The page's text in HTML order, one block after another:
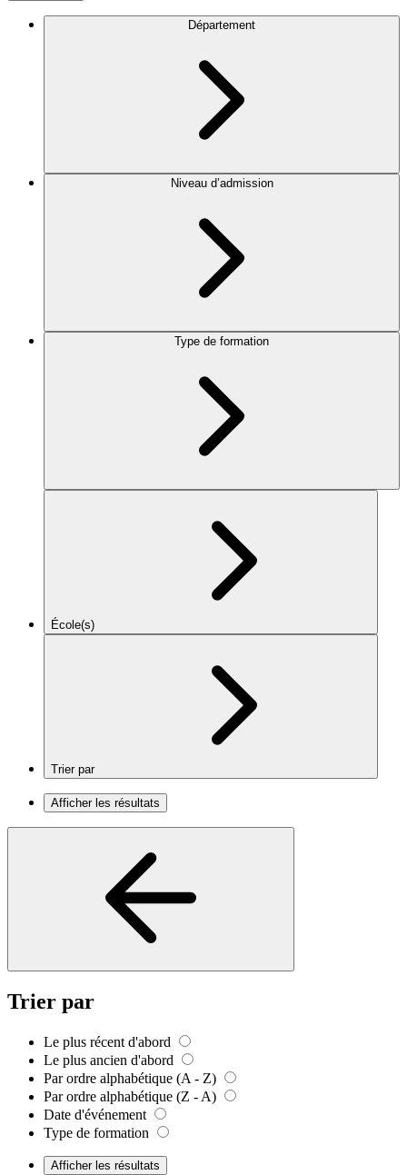
Département
Niveau d’admission
Type de formation
École(s)
Trier par
Afficher les résultats
Trier par
Le plus récent d'abord
Le plus ancien d'abord
Par ordre alphabétique (A - Z)
Par ordre alphabétique (Z - A)
Date d'événement
Type de formation
Afficher les résultats